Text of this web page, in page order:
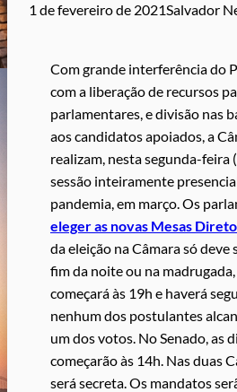
1 de fevereiro de 2021Salvador
Com grande interferência do
com a liberação de recursos
parlamentares, e divisão nas
aos candidatos apoiados, a
realizam, nesta segunda-feira
sessão inteiramente
pandemia, em março. Os
eleger as novas Mesas
da eleição na Câmara só deve
fim da noite ou na madrugada,
começará às 19h e haverá
nenhum dos postulantes
um dos votos. No Senado, as
começarão às 14h. Nas duas
será secreta. Os mandatos